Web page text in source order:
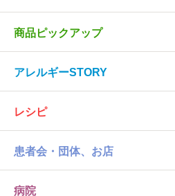
商品ピックアップ
アレルギーSTORY
レシピ
患者会・団体、お店
病院